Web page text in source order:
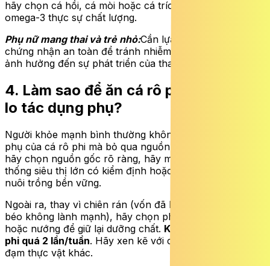
hãy chọn cá hồi, cá mòi hoặc cá trích để có lượng
omega-3 thực sự chất lượng.
Phụ nữ mang thai và trẻ nhỏ:Cần lựa chọn nguồn cá có
chứng nhận an toàn để tránh nhiễm hóa chất độc hại
ảnh hưởng đến sự phát triển của thai nhi.
4. Làm sao để ăn cá rô phi mà không
lo tác dụng phụ?
Người khỏe mạnh bình thường không nên vì tác dụng
phụ của cá rô phi mà bỏ qua nguồn dinh dưỡng này,
hãy chọn nguồn gốc rõ ràng, hãy mua cá tại các hệ
thống siêu thị lớn có kiểm định hoặc cá có chứng nhận
nuôi trồng bền vững.
Ngoài ra, thay vì chiên rán (vốn đã làm tăng lượng chất
béo không lành mạnh), hãy chọn phương pháp hấp
hoặc nướng để giữ lại dưỡng chất. Không nên ăn cá rô
phi quá 2 lần/tuần. Hãy xen kẽ với các loại cá béo hoặc
đạm thực vật khác.